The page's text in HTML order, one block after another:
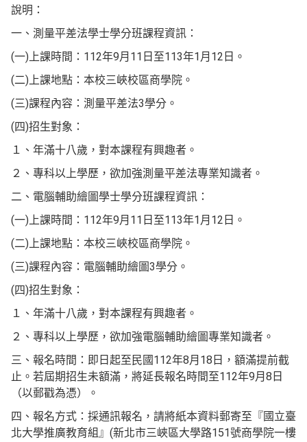
說明：
一、測量平差法學士學分班課程資訊：
(一)上課時間：112年9月11日至113年1月12日。
(二)上課地點：本校三峽校區商學院。
(三)課程內容：測量平差法3學分。
(四)招生對象：
１、年滿十八歲，對本課程有興趣者。
２、專科以上學歷，欲加強測量平差法專業知識者。
二、電腦輔助繪圖學士學分班課程資訊：
(一)上課時間：112年9月11日至113年1月12日。
(二)上課地點：本校三峽校區商學院。
(三)課程內容：電腦輔助繪圖3學分。
(四)招生對象：
１、年滿十八歲，對本課程有興趣者。
２、專科以上學歷，欲加強電腦輔助繪圖專業知識者。
三、報名時間：即日起至民國112年8月18日，額滿提前截
止。若屆期招生未額滿，將延長報名時間至112年9月8日
（以郵戳為憑）。
四、報名方式：採通訊報名，請將紙本資料郵寄至『國立臺
北大學推廣教育組』(新北市三峽區大學路151號商學院一樓